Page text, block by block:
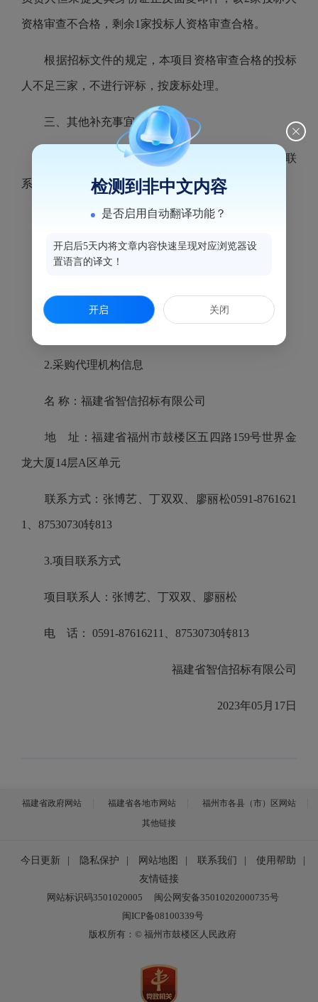
资格审查不合格，剩余1家投标人资格审查合格。
根据招标文件的规定，本项目资格审查合格的投标
人不足三家，不进行评标，按废标处理。
三、其他补充事宜
四、凡对本次公告内容提出询问，请按以下方式联
系。
1.采购人信息
名 称：福州市鼓楼区退役军人事务局
2.采购代理机构信息
名 称：福建省智信招标有限公司
地 址：福建省福州市鼓楼区五四路159号世界金
龙大厦14层A区单元
联系方式：张博艺、丁双双、廖丽松0591-8761621
1、87530730转813
3.项目联系方式
项目联系人：张博艺、丁双双、廖丽松
电 话： 0591-87616211、87530730转813
福建省智信招标有限公司
2023年05月17日
福建省政府网站 福建省各地市网站
福州市各县（市）区网站
其他链接
今日更新 隐私保护 网站地图 联系我们 使用帮助
友情链接
网站标识码3501020005
闽公网安备35010202000735号
闽ICP备08100339号
版权所有：© 福州市鼓楼区人民政府
检测到非中文内容
是否启用自动翻译功能？
开启后5天内将文章内容快速呈现对应浏览器设
置语言的译文！
开启 关闭